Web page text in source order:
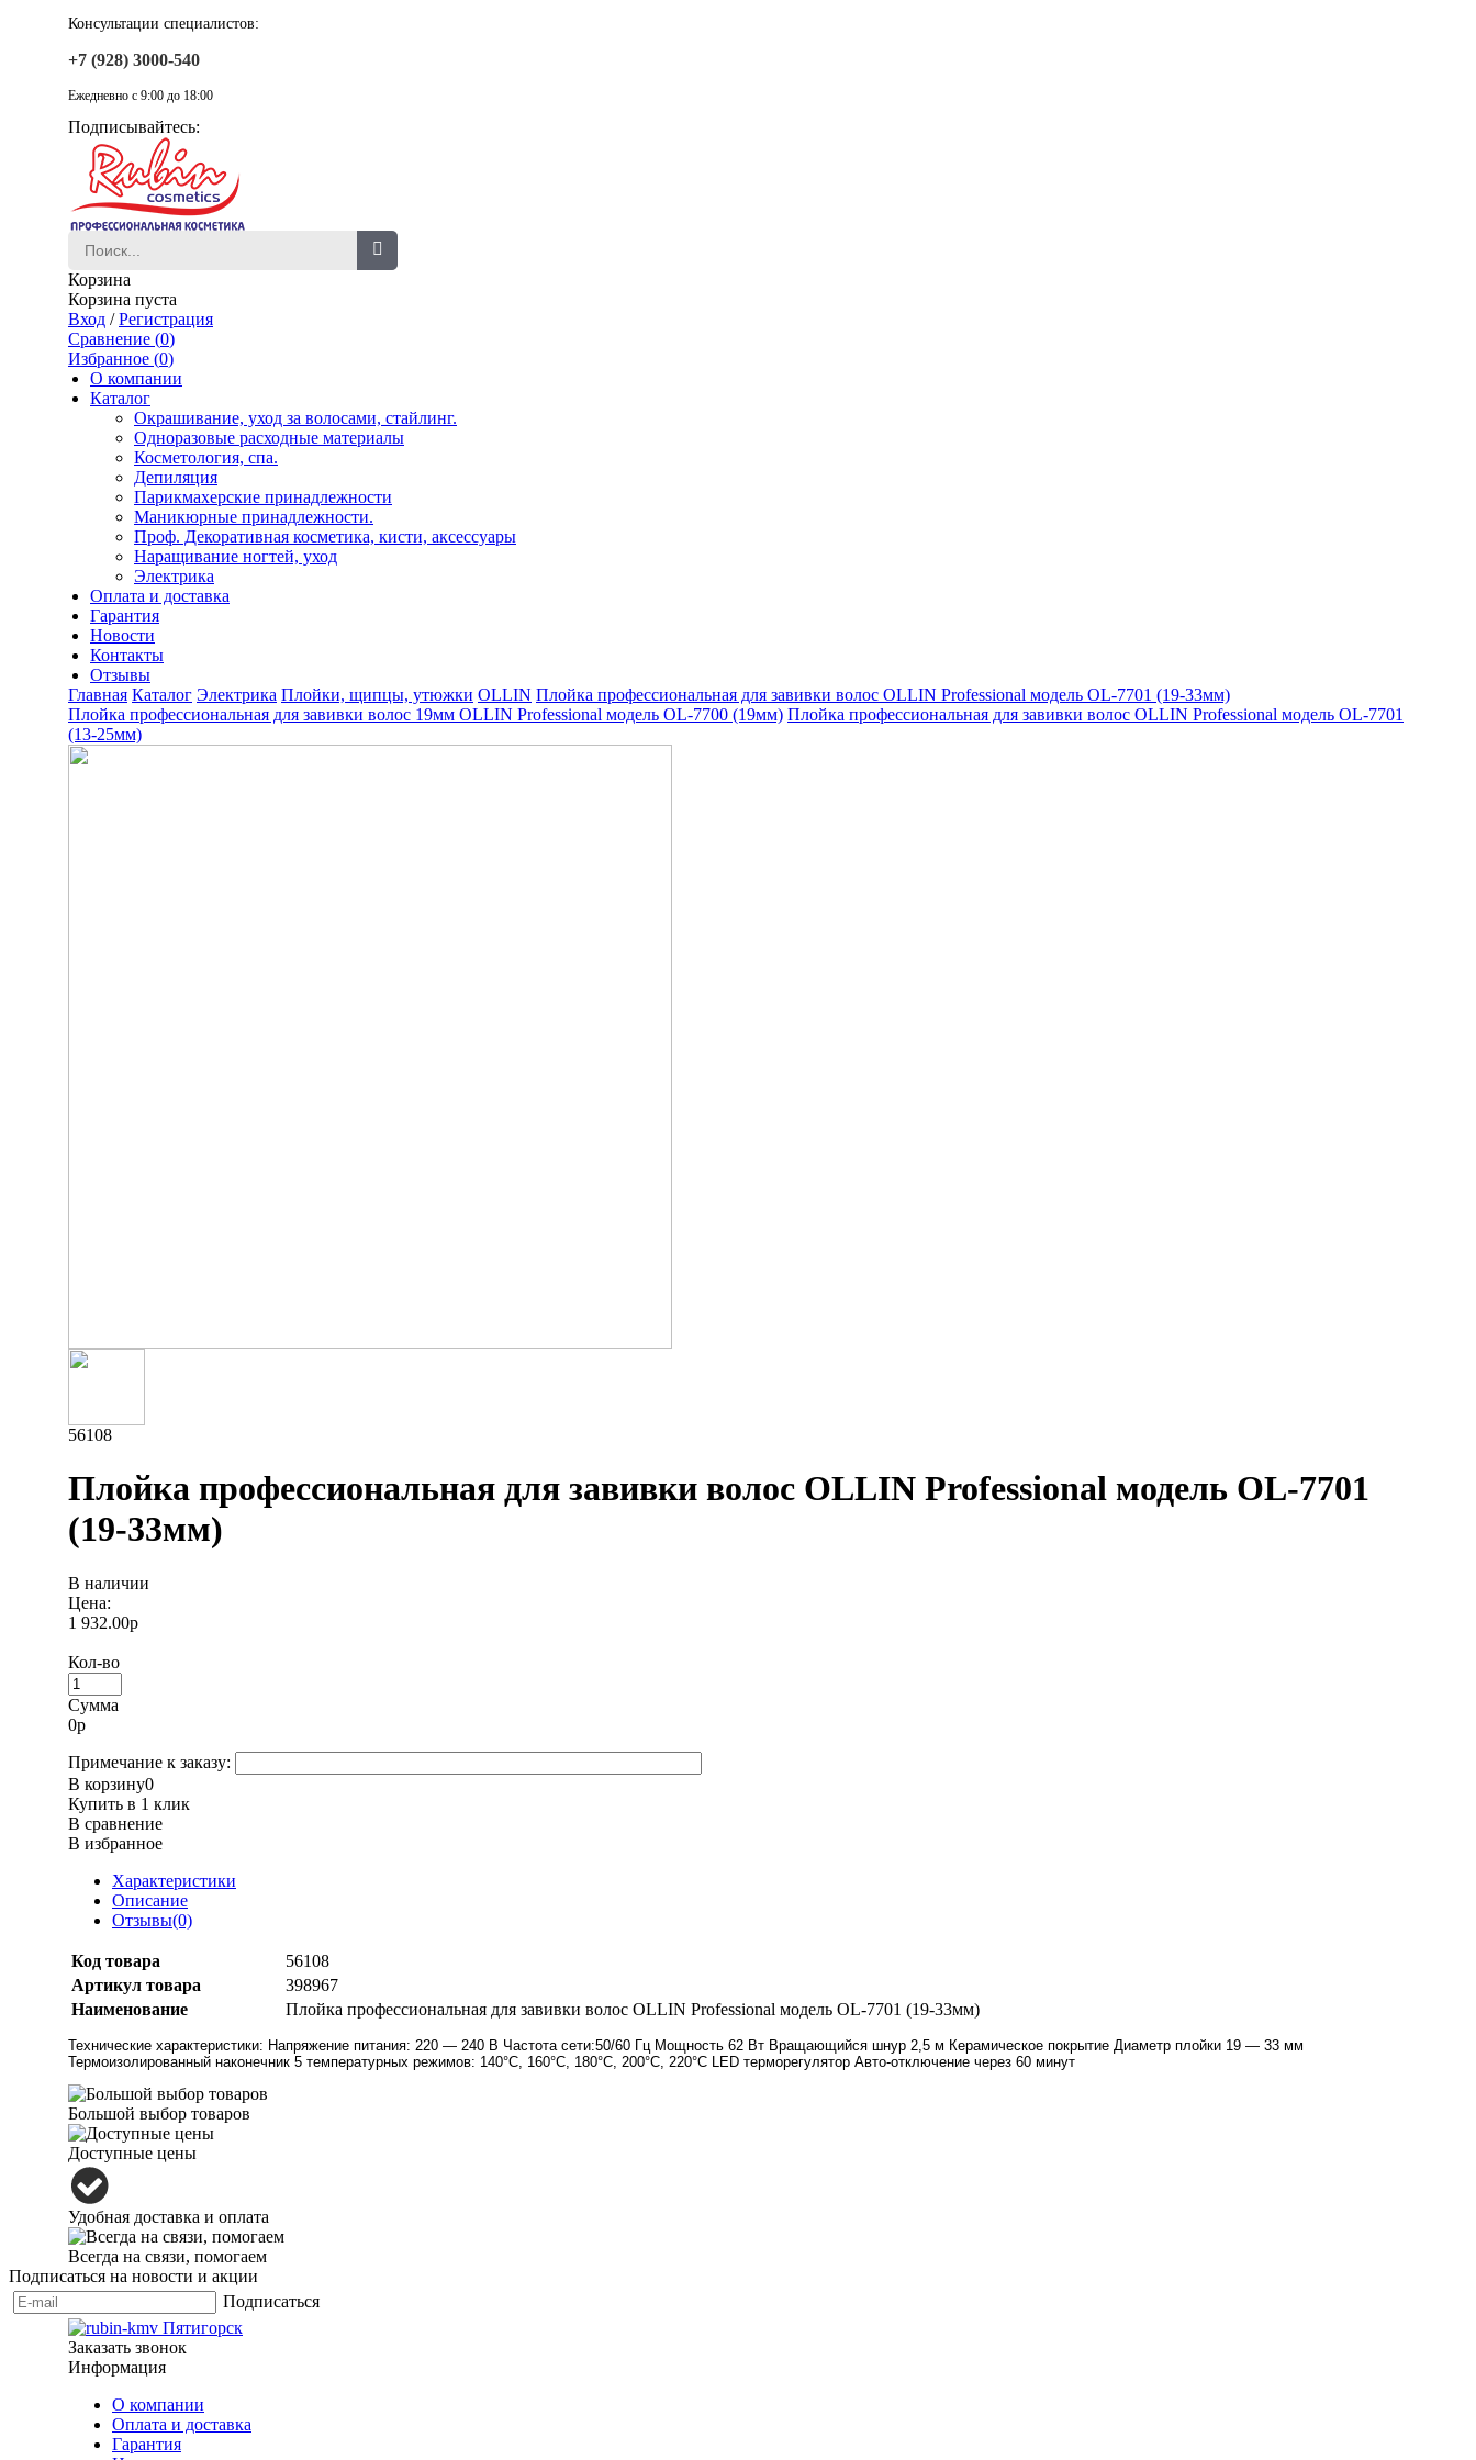
Консультации специалистов:
+7 (928) 3000-540
Ежедневно с 9:00 до 18:00
Подписывайтесь:
Корзина
Корзина пуста
Вход /Регистрация
Сравнение (0)
Избранное (0)
О компании
Каталог
Окрашивание, уход за волосами, стайлинг.
Одноразовые расходные материалы
Косметология, спа.
Депиляция
Парикмахерские принадлежности
Маникюрные принадлежности.
Проф. Декоративная косметика, кисти, аксессуары
Наращивание ногтей, уход
Электрика
Оплата и доставка
Гарантия
Новости
Контакты
Отзывы
Главная Каталог Электрика Плойки, щипцы, утюжки OLLIN Плойка профессиональная для завивки волос OLLIN Professional модель OL-7701 (19-33мм)
Плойка профессиональная для завивки волос 19мм OLLIN Professional модель OL-7700 (19мм) Плойка профессиональная для завивки волос OLLIN Professional модель OL-7701
(13-25мм)
56108
Плойка профессиональная для завивки волос OLLIN Professional модель OL-7701
(19-33мм)
В наличии
Цена:
1 932.00р
Кол-во
Сумма
0р
Примечание к заказу:
В корзину0
Купить в 1 клик
В сравнение
В избранное
Характеристики
Описание
Отзывы(0)
Код товара
56108
Артикул товара
398967
Наименование
Плойка профессиональная для завивки волос OLLIN Professional модель OL-7701 (19-33мм)
Технические характеристики: Напряжение питания: 220 — 240 В Частота сети:50/60 Гц Мощность 62 Вт Вращающийся шнур 2,5 м Керамическое покрытие Диаметр плойки 19 — 33 мм
Термоизолированный наконечник 5 температурных режимов: 140°C, 160°C, 180°C, 200°C, 220°C LED терморегулятор Авто-отключение через 60 минут
Большой выбор товаров
Доступные цены
Удобная доставка и оплата
Всегда на связи, помогаем
Подписаться на новости и акции
Подписаться
Заказать звонок
Информация
О компании
Оплата и доставка
Гарантия